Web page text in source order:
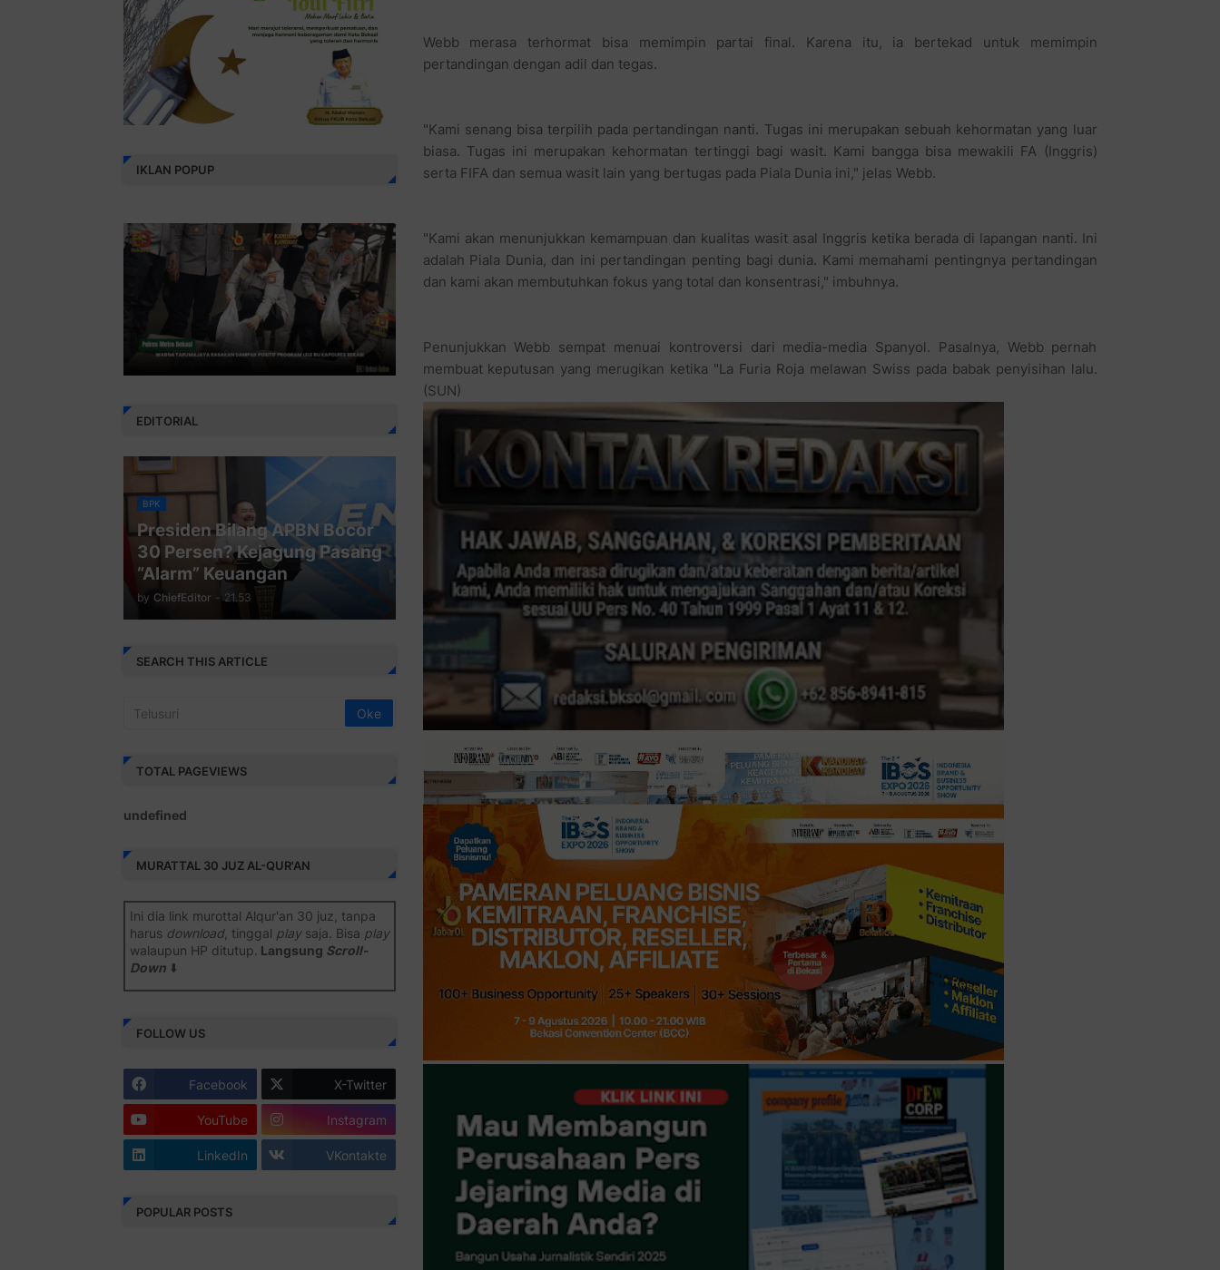
serta FIFA dan semua wasit lain yang bertugas pada Piala Dunia ini," jelas Webb.
adalah Piala Dunia, dan ini pertandingan penting bagi dunia. Kami memahami pentingnya pertandingan
dan kami akan membutuhkan fokus yang total dan konsentrasi," imbuhnya.
membuat keputusan yang merugikan ketika "La Furia Roja melawan Swiss pada babak penyisihan lalu.
(SUN)
IKLAN POPUP
EDITORIAL
BPK
Presiden Bilang APBN Bocor
30 Persen? Kejagung Pasang
“Alarm” Keuangan
by ChiefEditor - 21.53
SEARCH THIS ARTICLE
TOTAL PAGEVIEWS
undefined
MURATTAL 30 JUZ AL-QUR'AN
Ini dia link murottal Alqur'an 30 juz, tanpa
harus download, tinggal playsaja. Bisa play
walaupun HP ditutup. Langsung Scroll-
Down⬇️
Juz 1 ⇨http://j.mp/2b8SiNO
Juz 2 ⇨http://j.mp/2b8RJmQ
Juz 3 ⇨http://j.mp/2bFSrtF
Juz 4 ⇨http://j.mp/2b8SXi3
Juz 5 ⇨http://j.mp/2b8RZm3
Juz 6 ⇨http://j.mp/28MBohs
FOLLOW US
Facebook X-Twitter
YouTube Instagram
LinkedIn VKontakte
POPULAR POSTS